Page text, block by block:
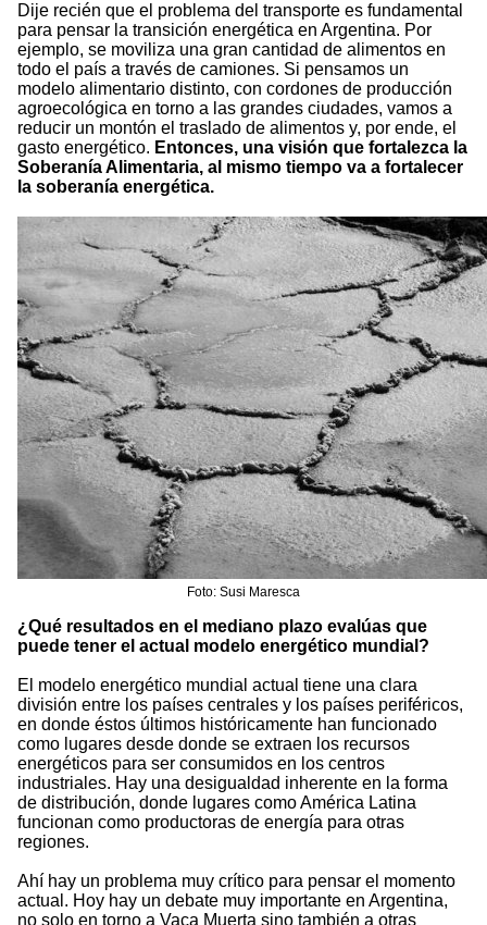
Dije recién que el problema del transporte es fundamental
para pensar la transición energética en Argentina. Por
ejemplo, se moviliza una gran cantidad de alimentos en
todo el país a través de camiones. Si pensamos un
modelo alimentario distinto, con cordones de producción
agroecológica en torno a las grandes ciudades, vamos a
reducir un montón el traslado de alimentos y, por ende, el
gasto energético. Entonces, una visión que fortalezca la
Soberanía Alimentaria, al mismo tiempo va a fortalecer
la soberanía energética.
Foto: Susi Maresca
¿Qué resultados en el mediano plazo evalúas que
puede tener el actual modelo energético mundial?
El modelo energético mundial actual tiene una clara
división entre los países centrales y los países periféricos,
en donde éstos últimos históricamente han funcionado
como lugares desde donde se extraen los recursos
energéticos para ser consumidos en los centros
industriales. Hay una desigualdad inherente en la forma
de distribución, donde lugares como América Latina
funcionan como productoras de energía para otras
regiones.
Ahí hay un problema muy crítico para pensar el momento
actual. Hoy hay un debate muy importante en Argentina,
no solo en torno a Vaca Muerta sino también a otras